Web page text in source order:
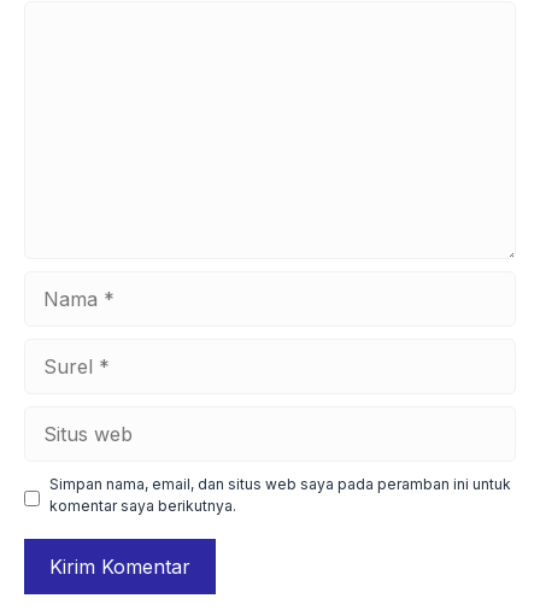
web
Simpan nama, email, dan situs web saya pada peramban ini untuk
komentar saya berikutnya.